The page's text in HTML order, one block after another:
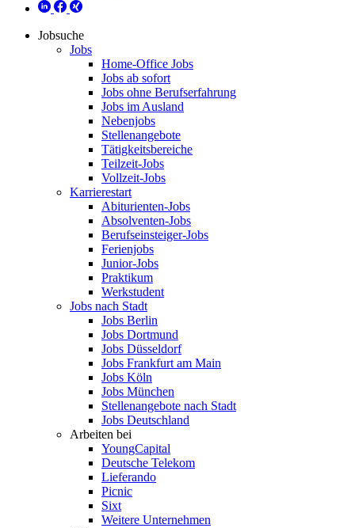
Jobsuche
Jobs
Home-Office Jobs
Jobs ab sofort
Jobs ohne Berufserfahrung
Jobs im Ausland
Nebenjobs
Stellenangebote
Tätigkeitsbereiche
Teilzeit-Jobs
Vollzeit-Jobs
Karrierestart
Abiturienten-Jobs
Absolventen-Jobs
Berufseinsteiger-Jobs
Ferienjobs
Junior-Jobs
Praktikum
Werkstudent
Jobs nach Stadt
Jobs Berlin
Jobs Dortmund
Jobs Düsseldorf
Jobs Frankfurt am Main
Jobs Köln
Jobs München
Stellenangebote nach Stadt
Jobs Deutschland
Arbeiten bei
YoungCapital
Deutsche Telekom
Lieferando
Picnic
Sixt
Weitere Unternehmen